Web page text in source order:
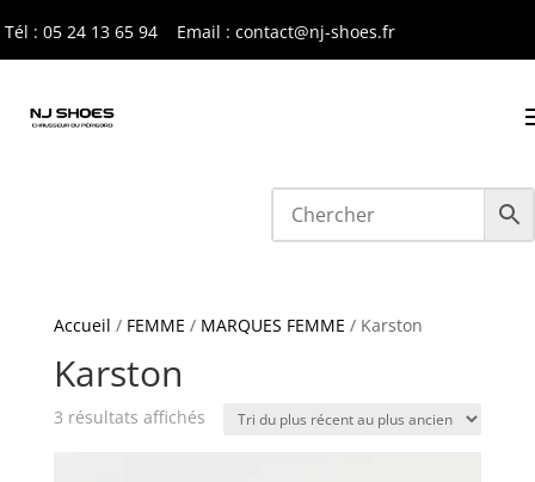
Tél : 05 24 13 65 94 Email : contact@nj-shoes.fr
Accueil / FEMME / MARQUES FEMME / Karston
Karston
3 résultats affichésTrié